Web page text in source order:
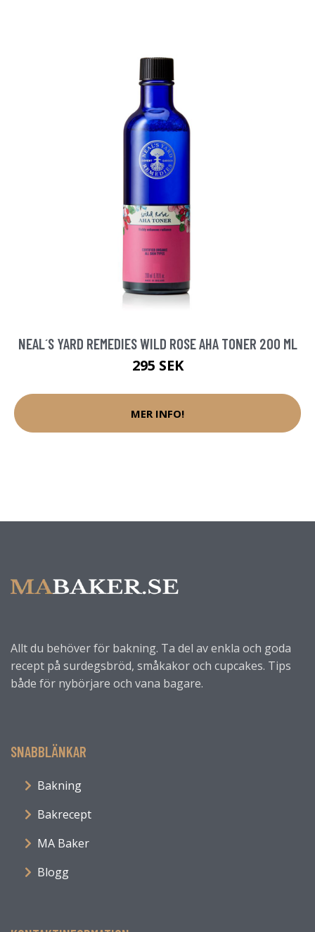
NEAL´S YARD REMEDIES WILD ROSE AHA TONER 200 ML
295 SEK
MER INFO!
Allt du behöver för bakning. Ta del av enkla och goda
recept på surdegsbröd, småkakor och cupcakes. Tips
både för nybörjare och vana bagare.
SNABBLÄNKAR
Bakning
Bakrecept
MA Baker
Blogg